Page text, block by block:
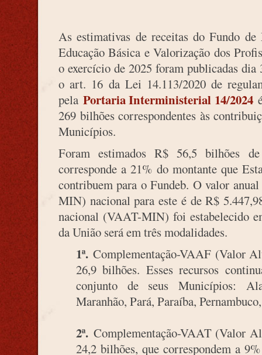
As estimativas de receitas do Fundo de
Educação Básica e Valorização dos
o exercício de 2025 foram publicadas dia
o art. 16 da Lei 14.113/2020 de
pela Portaria Interministerial 14/2024
269 bilhões correspondentes às
Municípios.
Foram estimados R$ 56,5 bilhões
corresponde a 21% do montante que
contribuem para o Fundeb. O valor
MIN) nacional para este é de R$
nacional (VAAT-MIN) foi estabelecido
da União será em três modalidades.
1ª. Complementação-VAAF (Valor
26,9 bilhões. Esses recursos
conjunto de seus Municípios:
Maranhão, Pará, Paraíba,
2ª. Complementação-VAAT (Valor
24,2 bilhões, que correspondem a